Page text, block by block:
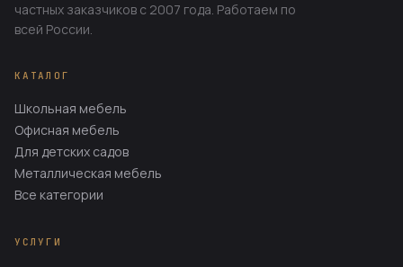
частных заказчиков с 2007 года. Работаем по
всей России.
КАТАЛОГ
Школьная мебель
Офисная мебель
Для детских садов
Металлическая мебель
Все категории
УСЛУГИ